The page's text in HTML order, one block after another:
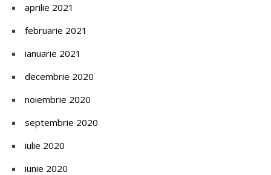
aprilie 2021
februarie 2021
ianuarie 2021
decembrie 2020
noiembrie 2020
septembrie 2020
iulie 2020
iunie 2020